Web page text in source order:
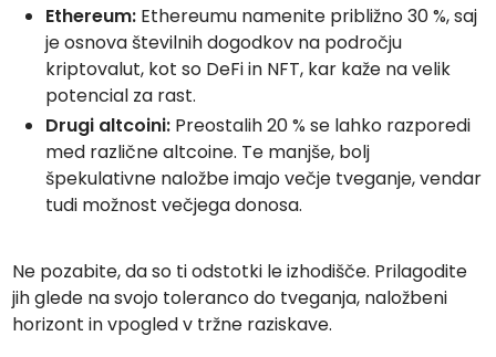
Ethereum: Ethereumu namenite približno 30 %, saj
je osnova številnih dogodkov na področju
kriptovalut, kot so DeFi in NFT, kar kaže na velik
potencial za rast.
Drugi altcoini: Preostalih 20 % se lahko razporedi
med različne altcoine. Te manjše, bolj
špekulativne naložbe imajo večje tveganje, vendar
tudi možnost večjega donosa.
Ne pozabite, da so ti odstotki le izhodišče. Prilagodite
jih glede na svojo toleranco do tveganja, naložbeni
horizont in vpogled v tržne raziskave.